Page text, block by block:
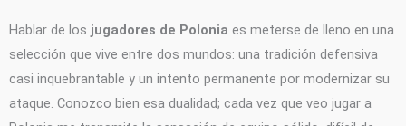
Hablar de los jugadores de Polonia es meterse de lleno en una
selección que vive entre dos mundos: una tradición defensiva
casi inquebrantable y un intento permanente por modernizar su
ataque. Conozco bien esa dualidad; cada vez que veo jugar a